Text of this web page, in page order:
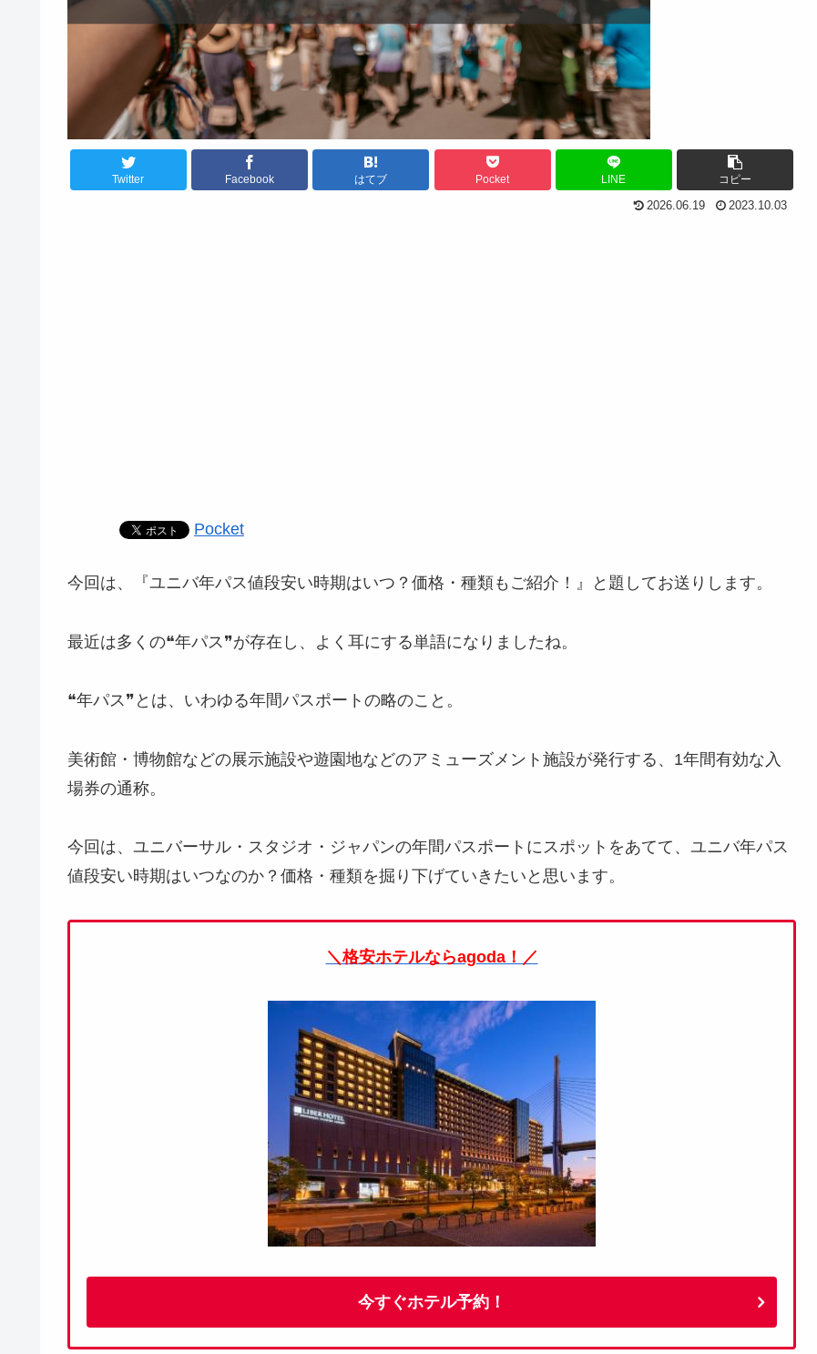
Twitter Facebook はてブ Pocket LINE コピー
2026.06.19 2023.10.03
Pocket
今回は、『ユニバ年パス値段安い時期はいつ？価格・種類もご紹介！』と題してお送りします。
最近は多くの❝年パス❞が存在し、よく耳にする単語になりましたね。
❝年パス❞とは、いわゆる年間パスポートの略のこと。
美術館・博物館などの展示施設や遊園地などのアミューズメント施設が発行する、1年間有効な入
場券の通称。
今回は、ユニバーサル・スタジオ・ジャパンの年間パスポートにスポットをあてて、ユニバ年パス
値段安い時期はいつなのか？価格・種類を掘り下げていきたいと思います。
＼格安ホテルならagoda！／
今すぐホテル予約！